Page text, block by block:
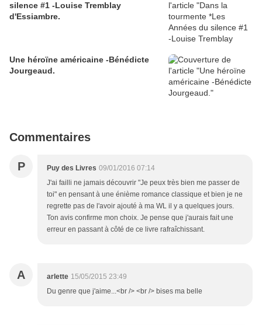
silence #1 -Louise Tremblay
d'Essiambre.
Une héroïne américaine -Bénédicte
Jourgeaud.
Commentaires
P Puy des Livres 09/01/2016 07:14
J'ai failli ne jamais découvrir "Je peux très bien me passer de
toi" en pensant à une énième romance classique et bien je ne
regrette pas de l'avoir ajouté à ma WL il y a quelques jours.
Ton avis confirme mon choix. Je pense que j'aurais fait une
erreur en passant à côté de ce livre rafraîchissant.
A arlette 15/05/2015 23:49
Du genre que j'aime...<br /> <br /> bises ma belle